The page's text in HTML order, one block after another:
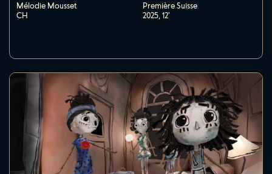
Mélodie Mousset
CH
Première Suisse
2025,12'